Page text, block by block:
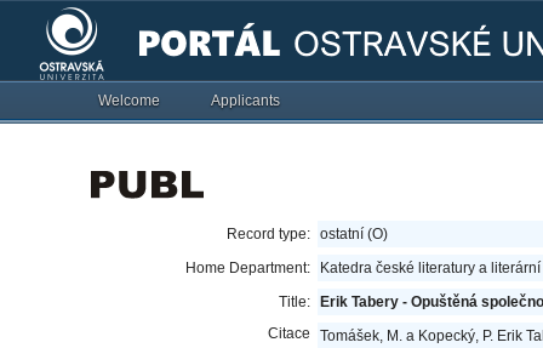
Welcome Applicants
Record type: ostatní (O)
Home Department:
Katedra české literatury a
Title:
Erik Tabery - Opuštěná
Citace
Tomášek, M. a Kopecký, P. Erik